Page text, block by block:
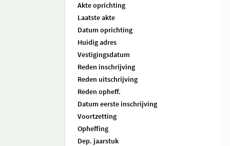
Akte oprichting
Laatste akte
Datum oprichting
Huidig adres
Vestigingsdatum
Reden inschrijving
Reden uitschrijving
Reden opheff.
Datum eerste inschrijving
Voortzetting
Opheffing
Dep. jaarstuk